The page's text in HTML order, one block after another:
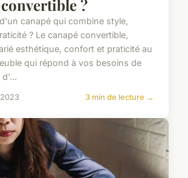
?
canapé qui combine style,
? Le canapé convertible,
esthétique, confort et praticité au
qui répond à vos besoins de
3 min de lecture →